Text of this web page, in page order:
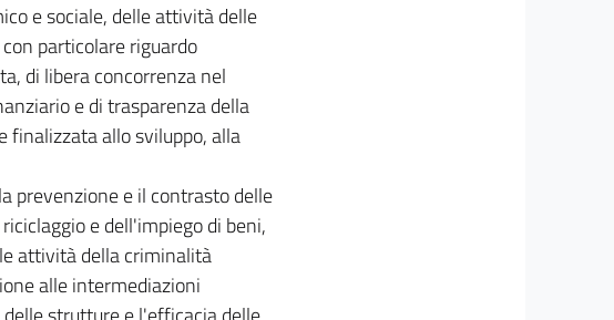
e sociale, delle attività delle
particolare riguardo
di libera concorrenza nel
e di trasparenza della
finalizzata allo sviluppo, alla
prevenzione e il contrasto delle
e dell'impiego di beni,
attività della criminalità
alle intermediazioni